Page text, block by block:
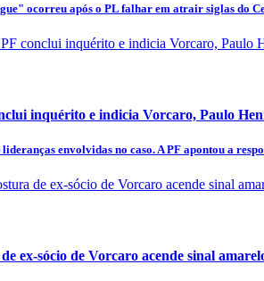
ocorreu após o PL falhar em atrair siglas do
inquérito e indicia Vorcaro, Paulo
envolvidas no caso. A PF apontou a
ex-sócio de Vorcaro acende sinal